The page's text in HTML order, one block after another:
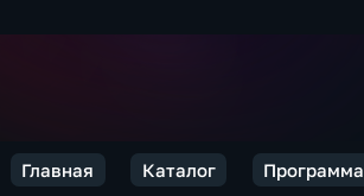
Главная Каталог Программа